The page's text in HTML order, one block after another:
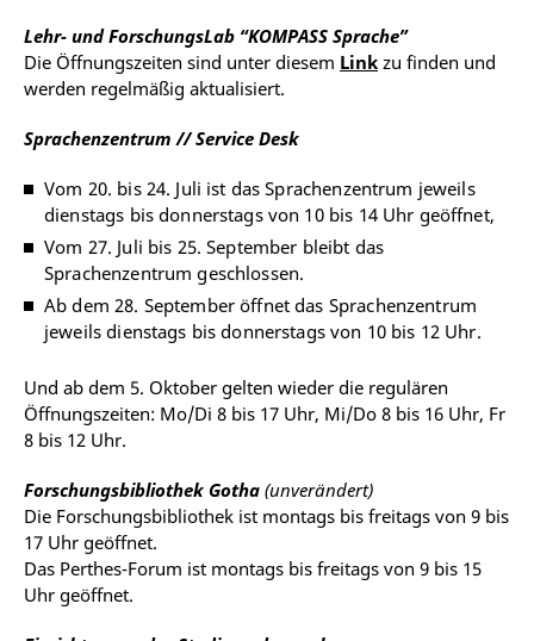
Lehr- und ForschungsLab “KOMPASS Sprache”
Die Öffnungszeiten sind unter diesem Link zu finden und
werden regelmäßig aktualisiert.
Sprachenzentrum // Service Desk
Vom 20. bis 24. Juli ist das Sprachenzentrum jeweils
dienstags bis donnerstags von 10 bis 14 Uhr geöffnet,
Vom 27. Juli bis 25. September bleibt das
Sprachenzentrum geschlossen.
Ab dem 28. September öffnet das Sprachenzentrum
jeweils dienstags bis donnerstags von 10 bis 12 Uhr.
Und ab dem 5. Oktober gelten wieder die regulären
Öffnungszeiten: Mo/Di 8 bis 17 Uhr, Mi/Do 8 bis 16 Uhr, Fr
8 bis 12 Uhr.
Forschungsbibliothek Gotha (unverändert)
Die Forschungsbibliothek ist montags bis freitags von 9 bis
17 Uhr geöffnet.
Das Perthes-Forum ist montags bis freitags von 9 bis 15
Uhr geöffnet.